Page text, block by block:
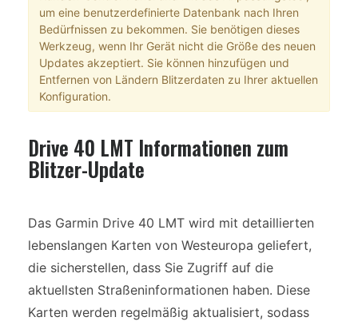
um eine benutzerdefinierte Datenbank nach Ihren
Bedürfnissen zu bekommen. Sie benötigen dieses
Werkzeug, wenn Ihr Gerät nicht die Größe des neuen
Updates akzeptiert. Sie können hinzufügen und
Entfernen von Ländern Blitzerdaten zu Ihrer aktuellen
Konfiguration.
Drive 40 LMT Informationen zum
Blitzer-Update
Das Garmin Drive 40 LMT wird mit detaillierten
lebenslangen Karten von Westeuropa geliefert,
die sicherstellen, dass Sie Zugriff auf die
aktuellsten Straßeninformationen haben. Diese
Karten werden regelmäßig aktualisiert, sodass